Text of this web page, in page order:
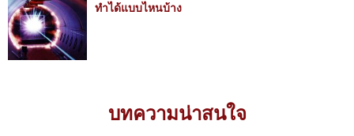
ทำได้แบบไหนบ้าง
บทความน่าสนใจ